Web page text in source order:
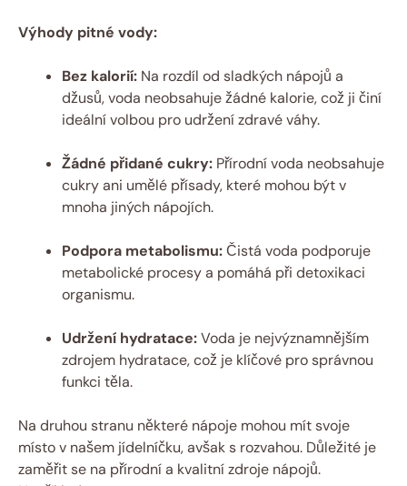
Výhody pitné vody:
Bez kalorií: Na rozdíl od sladkých nápojů a
džusů, voda neobsahuje žádné kalorie, což ji činí
ideální volbou pro udržení zdravé váhy.
Žádné přidané cukry: Přírodní voda neobsahuje
cukry ani umělé přísady, které mohou být v
mnoha jiných nápojích.
Podpora metabolismu:Čistá voda podporuje
metabolické procesy a pomáhá při detoxikaci
organismu.
Udržení hydratace:Voda je nejvýznamnějším
zdrojem hydratace, což je klíčové pro správnou
funkci těla.
Na druhou stranu některé nápoje mohou mít svoje
místo v našem jídelníčku, avšak s rozvahou. Důležité je
zaměřit se na přírodní a kvalitní zdroje nápojů.